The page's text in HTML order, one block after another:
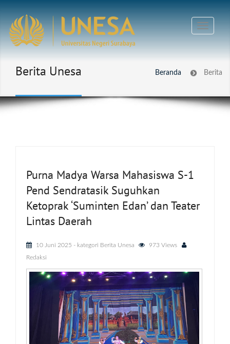
Berita Unesa Beranda Berita
Purna Madya Warsa Mahasiswa S-1
Pend Sendratasik Suguhkan
Ketoprak ‘Suminten Edan’ dan Teater
Lintas Daerah
10 Juni 2025 - kategori Berita Unesa
973 Views
Redaksi